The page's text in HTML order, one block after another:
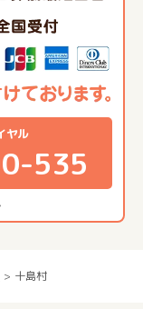
ヤル
535
十島村